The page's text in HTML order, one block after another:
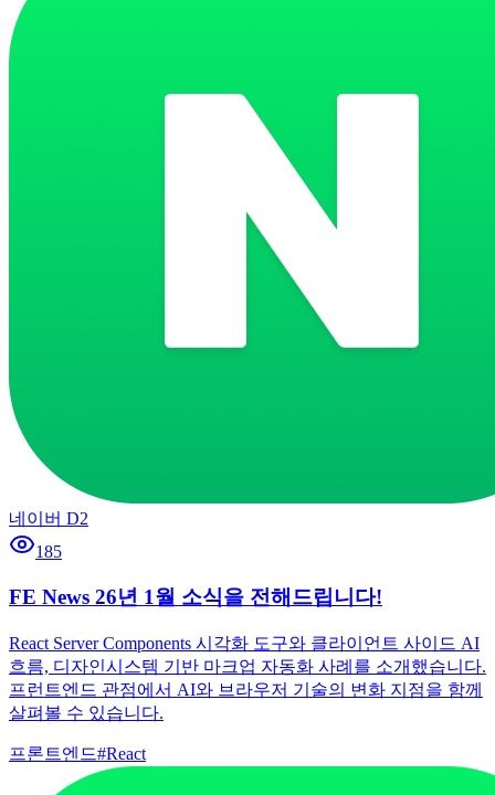
네이버 D2
185
FE News 26년 1월 소식을 전해드립니다!
React Server Components 시각화 도구와 클라이언트 사이드 AI
흐름, 디자인시스템 기반 마크업 자동화 사례를 소개했습니다.
프런트엔드 관점에서 AI와 브라우저 기술의 변화 지점을 함께
살펴볼 수 있습니다.
프론트엔드#React